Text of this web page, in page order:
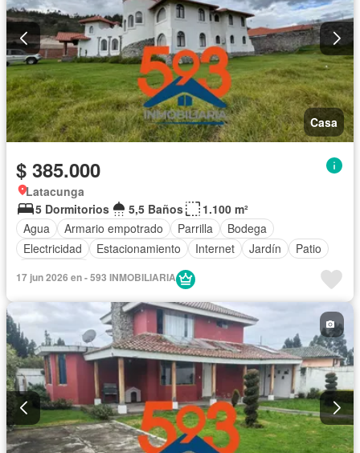
Casa
$ 385.000
Latacunga
5 Dormitorios
5,5 Baños
1.100 m²
Agua
Armario empotrado Parrilla
Bodega
Electricidad
Estacionamiento Internet Jardín
Patio
17 jun 2026 en - 593 INMOBILIARIA